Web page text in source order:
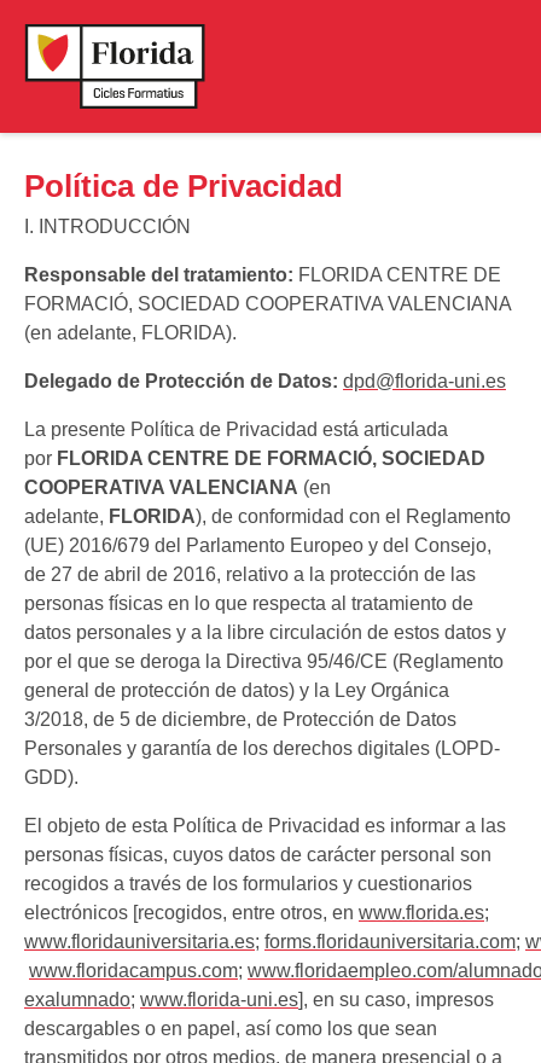
Política de Privacidad
I. INTRODUCCIÓN
Responsable del tratamiento: FLORIDA CENTRE DE
FORMACIÓ, SOCIEDAD COOPERATIVA VALENCIANA
(en adelante, FLORIDA).
Delegado de Protección de Datos: dpd@florida-uni.es
La presente Política de Privacidad está articulada
por FLORIDA CENTRE DE FORMACIÓ, SOCIEDAD
COOPERATIVA VALENCIANA (en
adelante, FLORIDA), de conformidad con el Reglamento
(UE) 2016/679 del Parlamento Europeo y del Consejo,
de 27 de abril de 2016, relativo a la protección de las
personas físicas en lo que respecta al tratamiento de
datos personales y a la libre circulación de estos datos y
por el que se deroga la Directiva 95/46/CE (Reglamento
general de protección de datos) y la Ley Orgánica
3/2018, de 5 de diciembre, de Protección de Datos
Personales y garantía de los derechos digitales (LOPD-
GDD).
El objeto de esta Política de Privacidad es informar a las
personas físicas, cuyos datos de carácter personal son
recogidos a través de los formularios y cuestionarios
electrónicos [recogidos, entre otros, en www.florida.es;
www.floridauniversitaria.es; forms.floridauniversitaria.com;
www.floridacampus.com; www.floridaempleo.com/
exalumnado; www.florida-uni.es], en su caso, impresos
descargables o en papel, así como los que sean
transmitidos por otros medios, de manera presencial o a